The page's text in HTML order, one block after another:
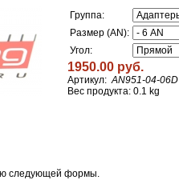
Группа:
Размер (AN):
Угол:
1950.00 руб.
Артикул: AN951-04-06D
Вес продукта: 0.1 kg
следующей формы.